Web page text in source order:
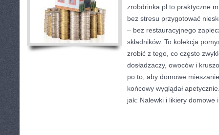
zrobdrinka.pl to praktyczne
bez stresu przygotować
– bez restauracyjnego
składników. To kolekcja
zrobić z tego, co często
dosładzaczy, owoców i
po to, aby domowe
końcowy wyglądał
jak: Nalewki i likiery domowe i